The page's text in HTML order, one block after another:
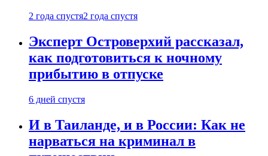
2 года спустя2 года спустя
Эксперт Островерхий рассказал,
как подготовиться к ночному
прибытию в отпуске
6 дней спустя
И в Таиланде, и в России: Как не
нарваться на криминал в